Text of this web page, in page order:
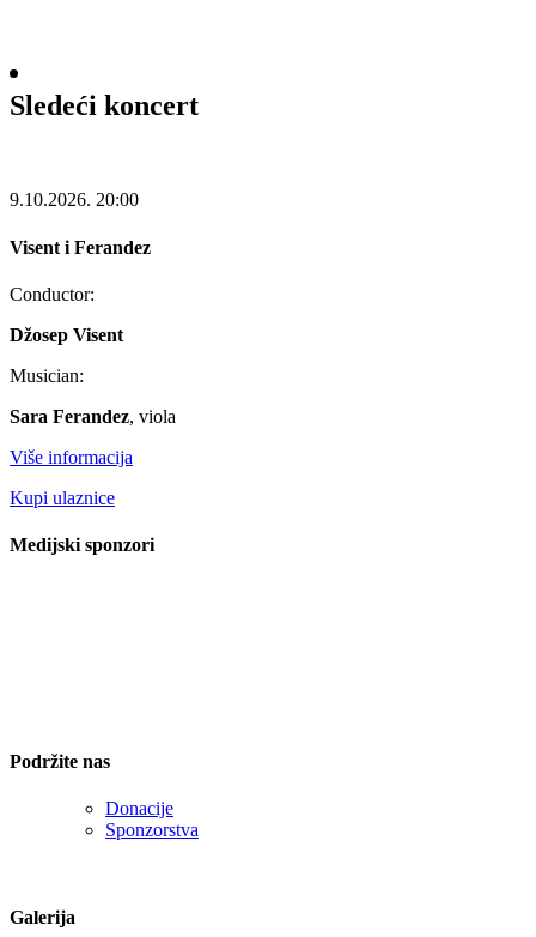
Sledeći koncert
9.10.2026. 20:00
Visent i Ferandez
Conductor:
Džosep Visent
Musician:
Sara Ferandez, viola
Više informacija
Kupi ulaznice
Medijski sponzori
Podržite nas
Donacije
Sponzorstva
Galerija